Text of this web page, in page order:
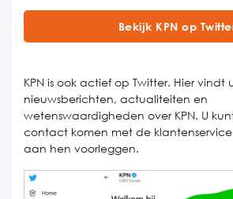
Bekijk KPN op
KPN is ook actief op Twitter. Hier vindt
nieuwsberichten, actualiteiten en
wetenswaardigheden over KPN. U
contact komen met de
aan hen voorleggen.